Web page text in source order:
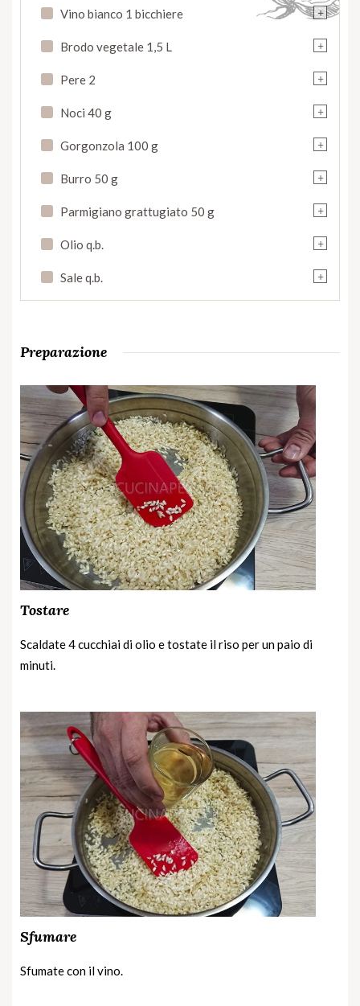
+
Vino bianco 1 bicchiere
+
Brodo vegetale 1,5 L
+
Pere 2
+
Noci 40 g
+
Gorgonzola 100 g
+
Burro 50 g
+
Parmigiano grattugiato 50 g
+
Olio q.b.
+
Sale q.b.
Preparazione
Tostare
Scaldate 4 cucchiai di olio e tostate il riso per un paio di
minuti.
Sfumare
Sfumate con il vino.